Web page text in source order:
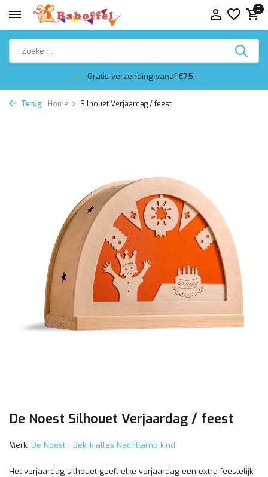
0
Gratis verzending vanaf €75,-
Terug Home Silhouet Verjaardag / feest
De Noest Silhouet Verjaardag / feest
Merk: De Noest Bekijk alles Nachtlamp kind
Het verjaardag silhouet geeft elke verjaardag een extra feestelijk